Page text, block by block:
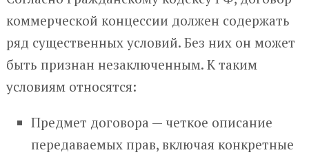
коммерческой концессии должен содержать
ряд существенных условий. Без них он может
быть признан незаключенным. К таким
условиям относятся:
Предмет договора — четкое описание
передаваемых прав, включая конкретные